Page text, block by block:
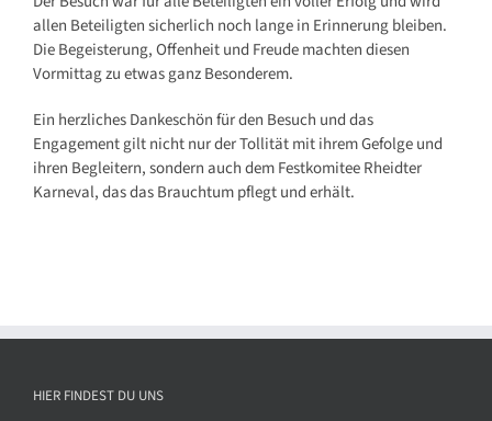
allen Beteiligten sicherlich noch lange in Erinnerung bleiben.
Die Begeisterung, Offenheit und Freude machten diesen
Vormittag zu etwas ganz Besonderem.
Ein herzliches Dankeschön für den Besuch und das
Engagement gilt nicht nur der Tollität mit ihrem Gefolge und
ihren Begleitern, sondern auch dem Festkomitee Rheidter
Karneval, das das Brauchtum pflegt und erhält.
HIER FINDEST DU UNS